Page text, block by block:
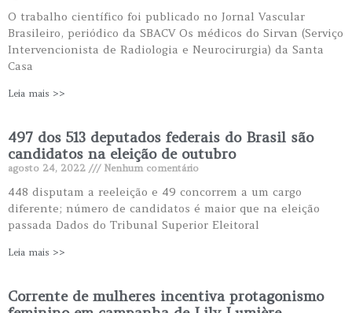
O trabalho científico foi publicado no Jornal Vascular
Brasileiro, periódico da SBACV Os médicos do Sirvan (Serviço
Intervencionista de Radiologia e Neurocirurgia) da Santa
Casa
Leia mais >>
497 dos 513 deputados federais do Brasil são
candidatos na eleição de outubro
agosto 24, 2022 Nenhum comentário
448 disputam a reeleição e 49 concorrem a um cargo
diferente; número de candidatos é maior que na eleição
passada Dados do Tribunal Superior Eleitoral
Leia mais >>
Corrente de mulheres incentiva protagonismo